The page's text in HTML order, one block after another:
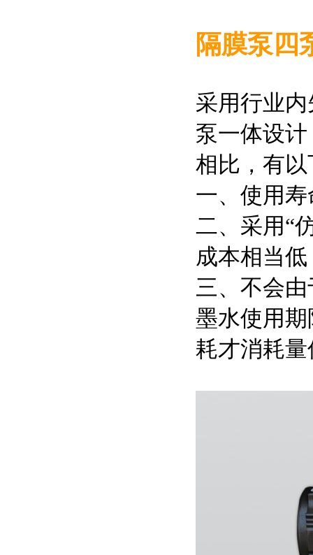
隔膜泵四
采用行业
泵一体设
相比，有
一、使用
二、采用“
成本相当低
三、不会
墨水使用
耗才消耗量